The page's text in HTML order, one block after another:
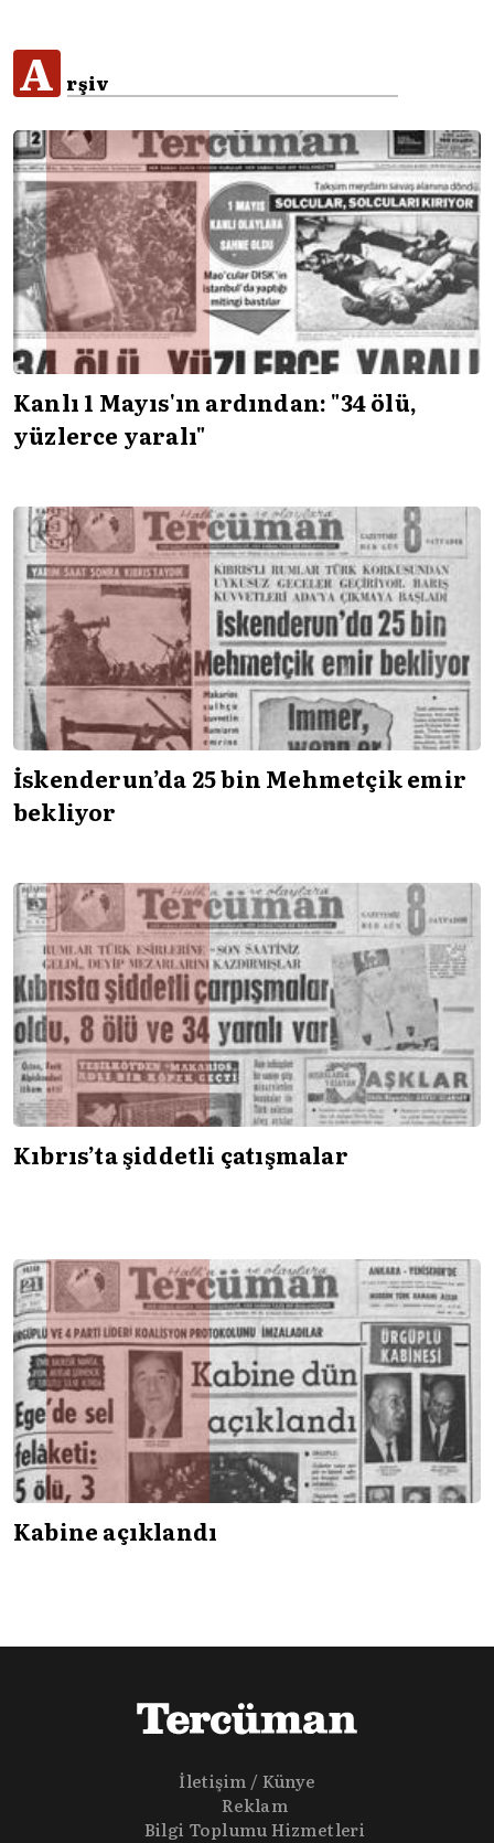
A rşiv
Kanlı 1 Mayıs'ın ardından: "34 ölü,
yüzlerce yaralı"
İskenderun’da 25 bin Mehmetçik emir
bekliyor
Kıbrıs’ta şiddetli çatışmalar
Kabine açıklandı
İletişim / Künye
Reklam
Bilgi Toplumu Hizmetleri